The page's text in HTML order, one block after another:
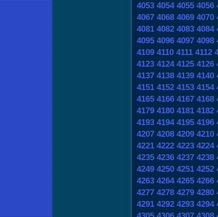
4053 4054 4055 4056
4067 4068 4069 4070
4081 4082 4083 4084
4095 4096 4097 4098
4109 4110 4111 4112
4123 4124 4125 4126
4137 4138 4139 4140
4151 4152 4153 4154
4165 4166 4167 4168
4179 4180 4181 4182
4193 4194 4195 4196
4207 4208 4209 4210
4221 4222 4223 4224
4235 4236 4237 4238
4249 4250 4251 4252
4263 4264 4265 4266
4277 4278 4279 4280
4291 4292 4293 4294